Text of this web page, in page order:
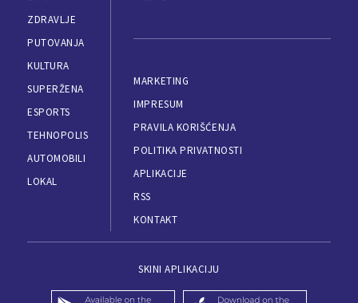
ZDRAVLJE
PUTOVANJA
KULTURA
SUPERŽENA
ESPORTS
TEHNOPOLIS
AUTOMOBILI
LOKAL
MARKETING
IMPRESUM
PRAVILA KORIŠĆENJA
POLITIKA PRIVATNOSTI
APLIKACIJE
RSS
KONTAKT
SKINI APLIKACIJU